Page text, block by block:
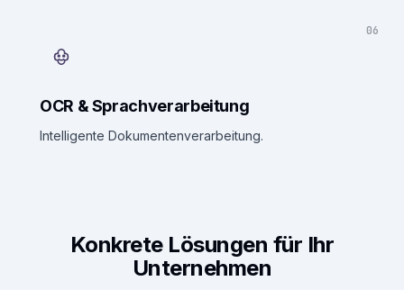
06
OCR & Sprachverarbeitung
Intelligente Dokumentenverarbeitung.
Konkrete Lösungen für Ihr
Unternehmen